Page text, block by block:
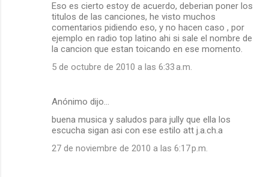
Eso es cierto estoy de acuerdo, deberian poner los
titulos de las canciones, he visto muchos
comentarios pidiendo eso, y no hacen caso , por
ejemplo en radio top latino ahi si sale el nombre de
la cancion que estan toicando en ese momento.
5 de octubre de 2010 a las 6:33 a.m.
Anónimo dijo…
buena musica y saludos para jully que ella los
escucha sigan asi con ese estilo att j.a.ch.a
27 de noviembre de 2010 a las 6:17 p.m.